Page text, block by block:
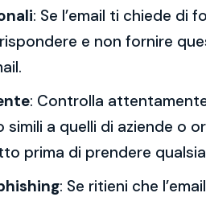
: Se l’email ti chiede di
e non fornire
: Controlla
simili a quelli di aziende o
prima di prendere
: Se ritieni che